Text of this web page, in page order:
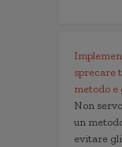
sprecare
metodo
Non
un
evitare